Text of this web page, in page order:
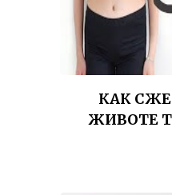
КАК
ЖИВОТЕ